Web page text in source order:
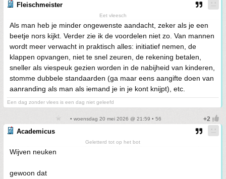
Fleischmeister
Eet vleesch
Als man heb je minder ongewenste aandacht, zeker als je een
beetje nors kijkt. Verder zie ik de voordelen niet zo. Van mannen
wordt meer verwacht in praktisch alles: initiatief nemen, de
klappen opvangen, niet te snel zeuren, de rekening betalen,
sneller als viespeuk gezien worden in de nabijheid van kinderen,
stomme dubbele standaarden (ga maar eens aangifte doen van
aanranding als man als iemand je in je kont knijpt), etc.
Een dag zonder vlees is een dag niet geleefd
• woensdag 20 mei 2026 @ 21:59 • 56
Academicus
Geletterd tot op het bot
Wijven neuken
gewoon dat